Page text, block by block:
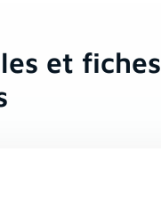
et fiches